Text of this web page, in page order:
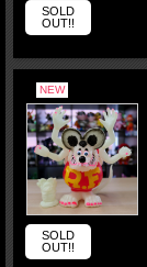
SOLD
OUT!!
NEW
SOLD
OUT!!